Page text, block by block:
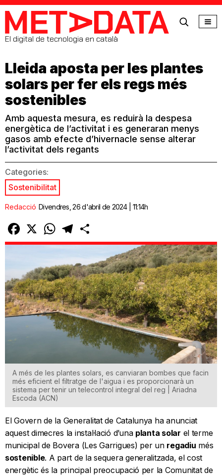
MetaData
El digital de tecnologia en català
Lleida aposta per les plantes
solars per fer els regs més
sostenibles
Amb aquesta mesura, es reduirà la despesa
energètica de l’activitat i es generaran menys
gasos amb efecte d’hivernacle sense alterar
l’activitat dels regants
Categories:
Sostenibilitat
Redacció Divendres, 26 d'abril de 2024 | 11:14h
Facebook
X WhatsAppTelegram
A més de les plantes solars, es canviaran bombes que facin
més eficient el filtratge de l'aigua i es proporcionarà un
sistema per tenir un telecontrol integral del reg | Ariadna
Escoda (ACN)
El Govern de la Generalitat de Catalunya ha anunciat
aquest dimecres la instal·lació d’una planta solar el terme
municipal de Bovera (Les Garrigues) per un regadiu més
sostenible. A part de la sequera generalitzada, el cost
energètic és la principal preocupació per la Comunitat de